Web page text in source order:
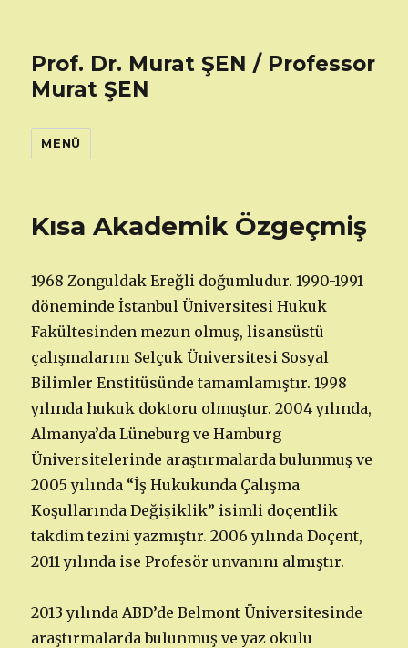
Prof. Dr. Murat ŞEN / Professor
Murat ŞEN
MENÜ
Kısa Akademik Özgeçmiş
1968 Zonguldak Ereğli doğumludur. 1990-1991
döneminde İstanbul Üniversitesi Hukuk
Fakültesinden mezun olmuş, lisansüstü
çalışmalarını Selçuk Üniversitesi Sosyal
Bilimler Enstitüsünde tamamlamıştır. 1998
yılında hukuk doktoru olmuştur. 2004 yılında,
Almanya’da Lüneburg ve Hamburg
Üniversitelerinde araştırmalarda bulunmuş ve
2005 yılında “İş Hukukunda Çalışma
Koşullarında Değişiklik” isimli doçentlik
takdim tezini yazmıştır. 2006 yılında Doçent,
2011 yılında ise Profesör unvanını almıştır.
2013 yılında ABD’de Belmont Üniversitesinde
araştırmalarda bulunmuş ve yaz okulu